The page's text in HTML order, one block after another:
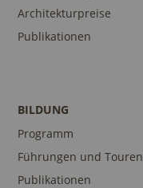
Architekturpreise
Publikationen
BILDUNG
Programm
Führungen und Touren
Publikationen